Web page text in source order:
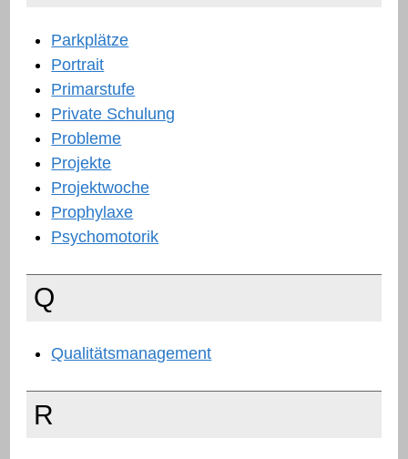
Parkplätze
Portrait
Primarstufe
Private Schulung
Probleme
Projekte
Projektwoche
Prophylaxe
Psychomotorik
Q
Qualitätsmanagement
R